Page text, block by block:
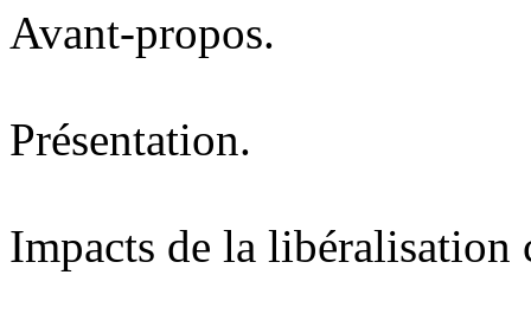
Avant-propos.
Présentation.
Impacts de la libéralisation